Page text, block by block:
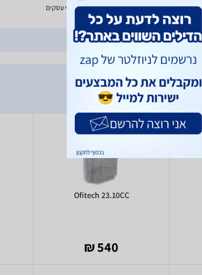
עד 6 ימי עסקים
Ofitech 23.10CC
540 ₪